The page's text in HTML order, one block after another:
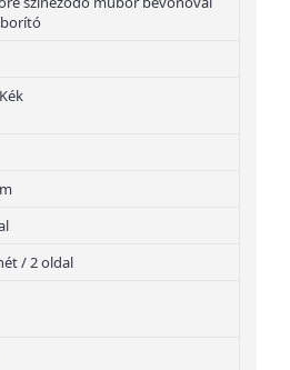
/ 2 oldal